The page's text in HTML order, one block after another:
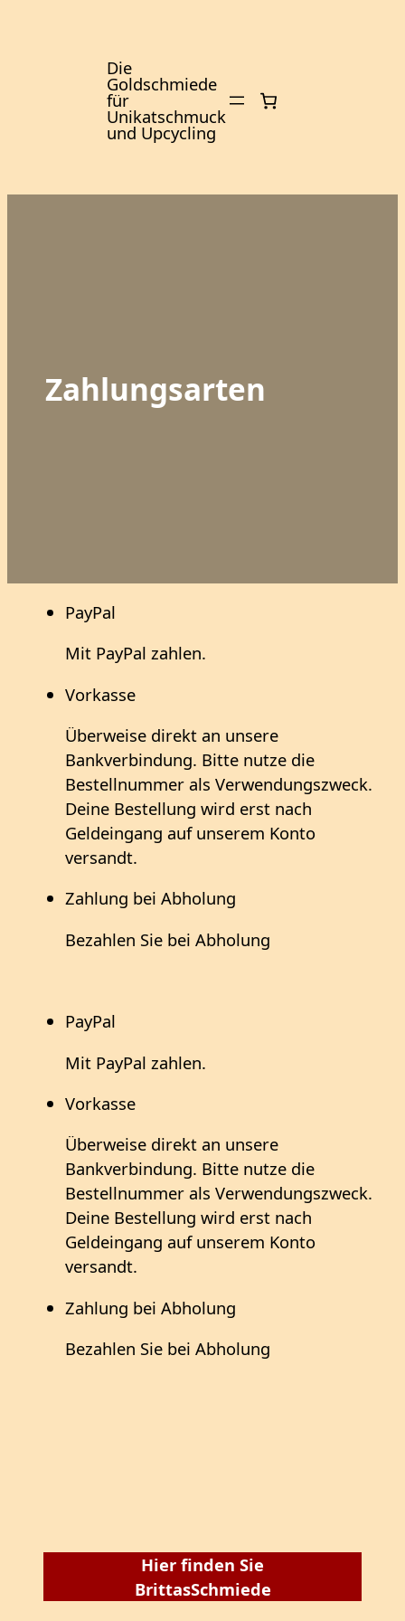
Die
Goldschmiede
für
Unikatschmuck
und Upcycling
Zahlungsarten
PayPal
Mit PayPal zahlen.
Vorkasse
Überweise direkt an unsere
Bankverbindung. Bitte nutze die
Bestellnummer als Verwendungszweck.
Deine Bestellung wird erst nach
Geldeingang auf unserem Konto
versandt.
Zahlung bei Abholung
Bezahlen Sie bei Abholung
PayPal
Mit PayPal zahlen.
Vorkasse
Überweise direkt an unsere
Bankverbindung. Bitte nutze die
Bestellnummer als Verwendungszweck.
Deine Bestellung wird erst nach
Geldeingang auf unserem Konto
versandt.
Zahlung bei Abholung
Bezahlen Sie bei Abholung
Hier finden Sie
BrittasSchmiede